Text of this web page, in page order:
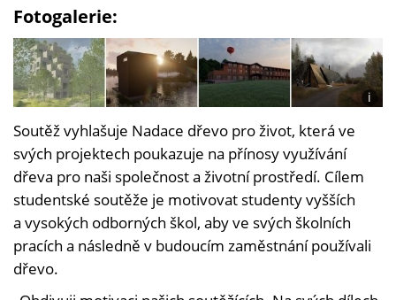
Fotogalerie:
i
Foto:
Soutěž vyhlašuje Nadace dřevo pro život, která ve
svých projektech poukazuje na přínosy využívání
dřeva pro naši společnost a životní prostředí. Cílem
studentské soutěže je motivovat studenty vyšších
a vysokých odborných škol, aby ve svých školních
pracích a následně v budoucím zaměstnání používali
dřevo.